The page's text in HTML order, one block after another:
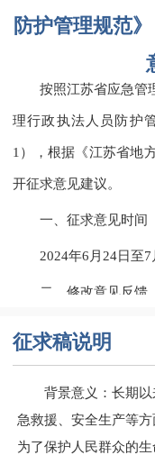
防护管理规范
按照江苏省应急管
理行政执法人员防护
1），根据《江苏省地
开征求意见建议。
一、征求意见时间
2024年6月24日至7
二、修改意见反馈
请社会各界将修
通讯地址：江苏
征求稿说明
背景意义：长期
急救援、安全生产等
为了保护人民群众的